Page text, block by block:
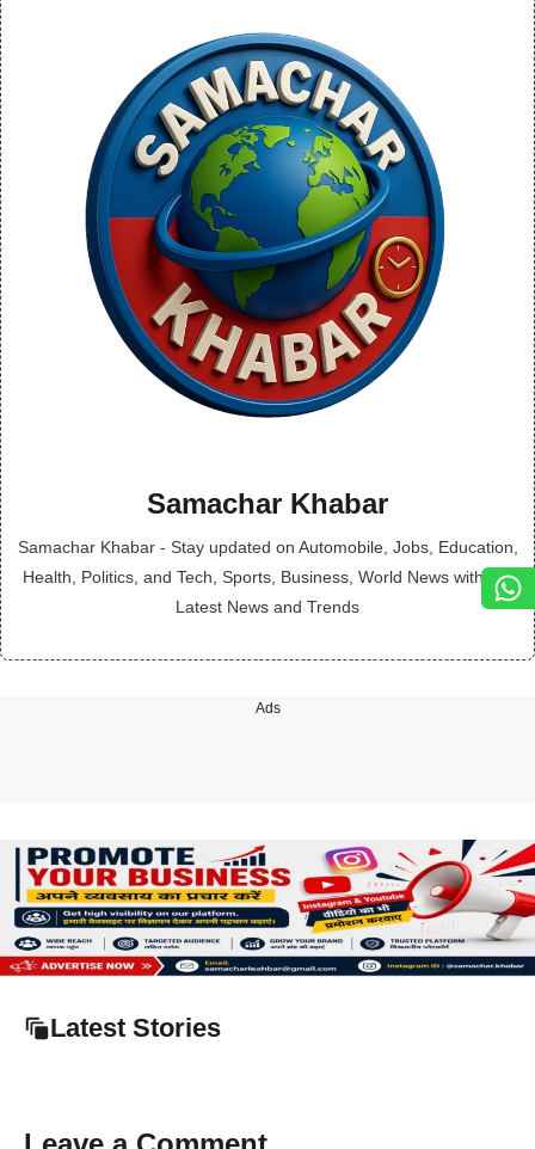
Samachar Khabar
Samachar Khabar - Stay updated on Automobile, Jobs, Education,
Health, Politics, and Tech, Sports, Business, World News with the
Latest News and Trends
Ads
Latest Stories